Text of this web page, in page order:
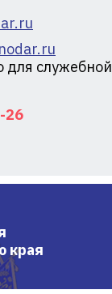
для служебной
26
края